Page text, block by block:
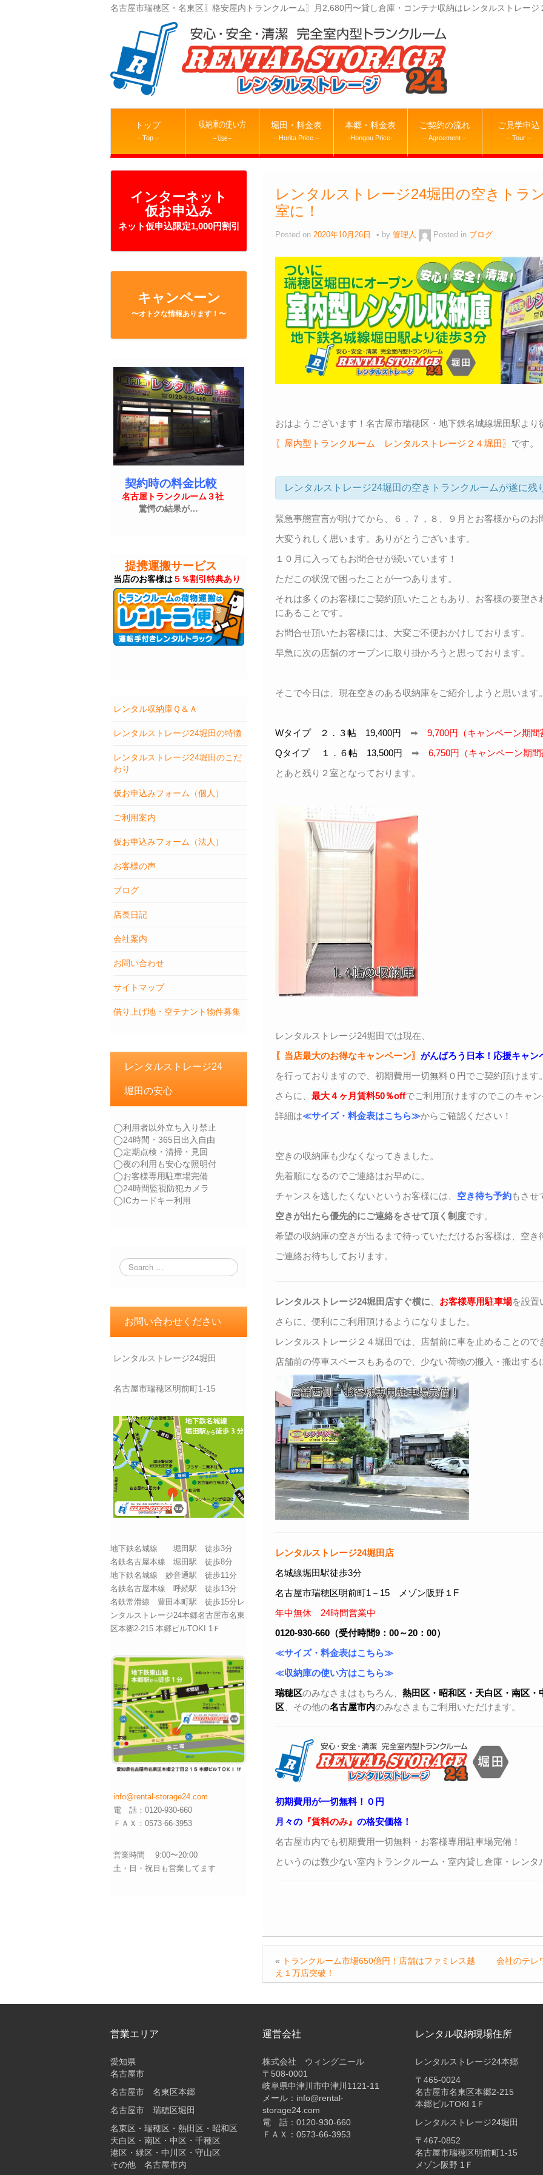
名古屋市瑞穂区・名東区〖格安屋内トランクルーム〗月2,680円〜貸し倉庫・コンテナ収納はレンタルストレージ
トップ
– Top –
収納庫の使い方
– Use –
堀田・料金表
– Horita Price –
本郷・料金表
-Hongou Price-
ご契約の流れ
– Agreement –
ご見学申込
– Tour –
インターネット
仮お申込み
ネット仮申込限定1,000円割引
キャンペーン
〜オトクな情報あります！〜
契約時の料金比較
名古屋トランクルーム３社
驚愕の結果が…
提携運搬サービス
当店のお客様は５％割引特典あり
レンタル収納庫Ｑ＆Ａ
レンタルストレージ24堀田の特徴
レンタルストレージ24堀田のこだ
わり
仮お申込みフォーム（個人）
ご利用案内
仮お申込みフォーム（法人）
お客様の声
ブログ
店長日記
会社案内
お問い合わせ
サイトマップ
借り上げ地・空テナント物件募集
レンタルストレージ24
堀田の安心
◯利用者以外立ち入り禁止
◯24時間・365日出入自由
◯定期点検・清掃・見回
◯夜の利用も安心な照明付
◯お客様専用駐車場完備
◯24時間監視防犯カメラ
◯ICカードキー利用
お問い合わせください
レンタルストレージ24堀田
名古屋市瑞穂区明前町1-15
地下鉄名城線 堀田駅 徒歩3分
名鉄名古屋本線 堀田駅 徒歩8分
地下鉄名城線 妙音通駅 徒歩11分
名鉄名古屋本線 呼続駅 徒歩13分
名鉄常滑線 豊田本町駅 徒歩15分レ
ンタルストレージ24本郷名古屋市名東
区本郷2-215 本郷ビルTOKI 1Ｆ
info@rental-storage24.com
電 話：0120-930-660
ＦＡＸ：0573-66-3953
営業時間 9:00〜20:00
土・日・祝日も営業してます
レンタルストレージ24堀田の空きトラ
室に！
Posted on2020年10月26日 by管理人 Posted in ブログ
おはようございます！名古屋市瑞穂区・地下鉄名城線堀田駅より
〖屋内型トランクルーム レンタルストレージ２４堀田〗 です。
レンタルストレージ24堀田の空きトランクルームが遂に残
緊急事態宣言が明けてから、６，７，８、９月とお客様からのお
大変うれしく思います。ありがとうございます。
１０月に入ってもお問合せが続いています！
ただこの状況で困ったことが一つあります。
それは多くのお客様にご契約頂いたこともあり、お客様の要望
にあることです。
お問合せ頂いたお客様には、大変ご不便おかけしております。
早急に次の店舗のオープンに取り掛かろうと思っております。
そこで今日は、現在空きのある収納庫をご紹介しようと思います。
Wタイプ ２．３帖 19,400円 ➡9,700円（キャンペーン
Qタイプ １．６帖 13,500円 ➡6,750円（キャンペーン
とあと残り２室となっております。
レンタルストレージ24堀田では現在、
〖当店最大のお得なキャンペーン〗がんばろう日本！応援キャン
を行っておりますので、初期費用一切無料０円でご契約頂けます。
さらに、最大４ヶ月賃料50％offでご利用頂けますのでこのキャ
詳細は≪サイズ・料金表はこちら≫からご確認ください！
空きの収納庫も少なくなってきました。
先着順になるのでご連絡はお早めに。
チャンスを逃したくないというお客様には、 空き待ち予約もさせ
空きが出たら優先的にご連絡をさせて頂く制度です。
希望の収納庫の空きが出るまで待っていただけるお客様は、空き
ご連絡お待ちしております。
レンタルストレージ24堀田店すぐ横に、 お客様専用駐車場を設置
さらに、便利にご利用頂けるようになりました。
レンタルストレージ２４堀田では、店舗前に車を止めることので
店舗前の停車スペースもあるので、少ない荷物の搬入・搬出する
レンタルストレージ24堀田店
名城線堀田駅徒歩3分
名古屋市瑞穂区明前町1－15 メゾン阪野１F
年中無休 24時間営業中
0120-930-660（受付時間9：00～20：00）
≪サイズ・料金表はこちら≫
≪収納庫の使い方はこちら≫
瑞穂区のみなさまはもちろん、熱田区・昭和区・天白区・南区・
区、その他の名古屋市内のみなさまもご利用いただけます。
初期費用が一切無料！０円
月々の 『賃料のみ』の格安価格！
名古屋市内でも初期費用一切無料・お客様専用駐車場完備！
というのは数少ない室内トランクルーム・室内貸し倉庫・レンタ
«
トランクルーム市場650億円！店舗はファミレス越
え１万店突破！
会社のテレ
営業エリア
愛知県
名古屋市
名古屋市 名東区本郷
名古屋市 瑞穂区堀田
名東区・瑞穂区・熱田区・昭和区
天白区・南区・中区・千種区
港区・緑区・中川区・守山区
その他 名古屋市内
運営会社
株式会社 ウィングニール
〒508-0001
岐阜県中津川市中津川1121-11
メール：info@rental-
storage24.com
電 話：0120-930-660
ＦＡＸ：0573-66-3953
レンタル収納現場住所
レンタルストレージ24本郷
〒465-0024
名古屋市名東区本郷2-215
本郷ビルTOKI 1Ｆ
レンタルストレージ24堀田
〒467-0852
名古屋市瑞穂区明前町1-15
メゾン阪野 1Ｆ